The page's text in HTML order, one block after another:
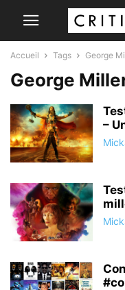
Accueil Tags George
George
–